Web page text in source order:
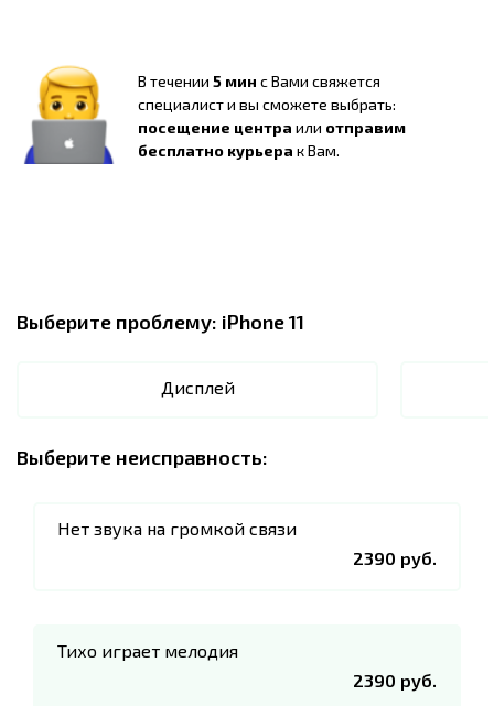
В течении 5 мин с Вами свяжется
специалист и вы сможете выбрать:
посещение центра или отправим
бесплатно курьера к Вам.
Выберите проблему: iPhone 11
Дисплей
Выберите неисправность:
Нет звука на громкой связи
2390 руб.
Тихо играет мелодия
2390 руб.